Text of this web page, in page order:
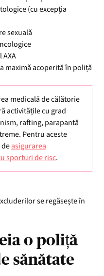
(cu excepția
sexuală
maximă acoperită în poliță
medicală de călătorie
activitățile cu grad
rafting, parapantă
Pentru aceste
asigurarea
sporturi de risc.
se regăsește în
o poliță
sănătate